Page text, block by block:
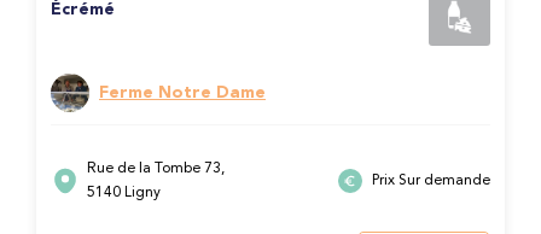
Écrémé
Ferme Notre Dame
Rue de la Tombe 73,
5140 Ligny
Prix Sur demande